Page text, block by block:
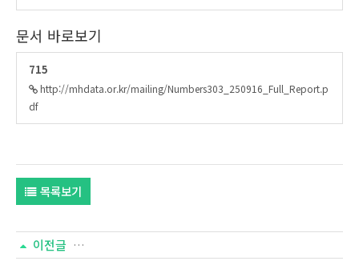
문서 바로보기
715
http://mhdata.or.kr/mailing/Numbers303_250916_Full_Report.p
df
목록보기
이전글 [넘버즈 304호] 한국교회 주요 지표 변화 (2025년 2분기)]